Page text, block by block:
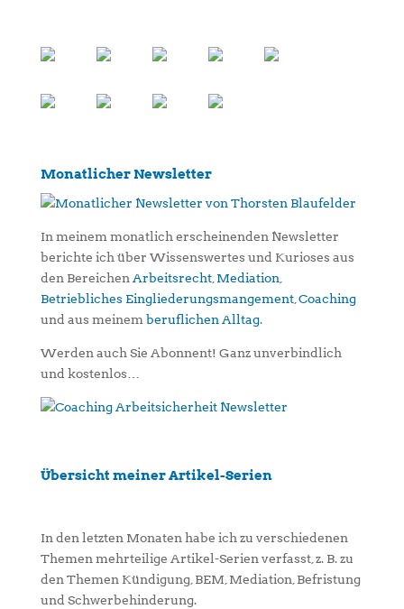
Monatlicher Newsletter
In meinem monatlich erscheinenden Newsletter
berichte ich über Wissenswertes und Kurioses aus
den BereichenArbeitsrecht,Mediation,
Betriebliches Eingliederungsmangement,Coaching
und aus meinemberuflichen Alltag.
Werden auch Sie Abonnent! Ganz unverbindlich
und kostenlos…
Übersicht meiner Artikel-Serien
In den letzten Monaten habe ich zu verschiedenen
Themen mehrteilige Artikel-Serien verfasst, z. B. zu
den Themen Kündigung, BEM, Mediation, Befristung
und Schwerbehinderung.